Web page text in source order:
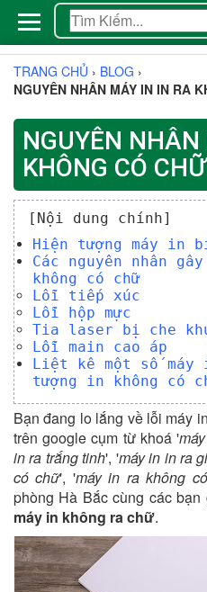
TRANG CHỦ › BLOG ›
NGUYÊN NHÂN MÁY IN IN RA
NGUYÊN
KHÔNG CÓ CHỮ
[Nội dung chính]
Hiện tượng máy in
Các nguyên nhân
không có chữ
Lỗi tiếp xúc
Lỗi hộp mực
Tia laser bị che
Lỗi main cao áp
Liệt kê một số máy
tượng in không có
Bạn đang lo lắng về lỗi máy
trên google cụm từ khoá '
in ra trắng tinh', 'máy in in ra
có chữ', 'máy in ra không
phòng Hà Bắc cùng các
máy in không ra chữ.